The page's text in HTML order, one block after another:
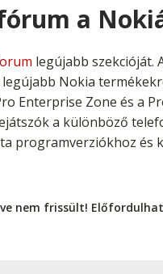
a
legújabb szekcióját.
Nokia
Enterprise Zone és a
a különböző
programverziókhoz és
nem frissült!